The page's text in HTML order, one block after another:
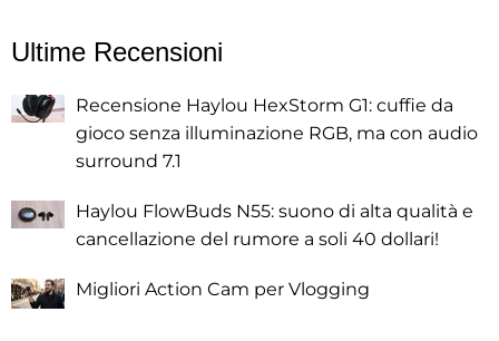
Ultime Recensioni
Recensione Haylou HexStorm G1: cuffie da
gioco senza illuminazione RGB, ma con audio
surround 7.1
Haylou FlowBuds N55: suono di alta qualità e
cancellazione del rumore a soli 40 dollari!
Migliori Action Cam per Vlogging